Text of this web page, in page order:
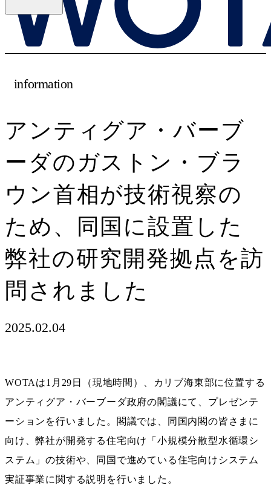
information
アンティグア・バーブ
ーダのガストン・ブラ
ウン首相が技術視察の
ため、同国に設置した
弊社の研究開発拠点を訪
問されました
2025.02.04
WOTAは1月29日（現地時間）、カリブ海東部に位置する
アンティグア・バーブーダ政府の閣議にて、プレゼンテ
ーションを行いました。閣議では、同国内閣の皆さまに
向け、弊社が開発する住宅向け「小規模分散型水循環シ
ステム」の技術や、同国で進めている住宅向けシステム
実証事業に関する説明を行いました。